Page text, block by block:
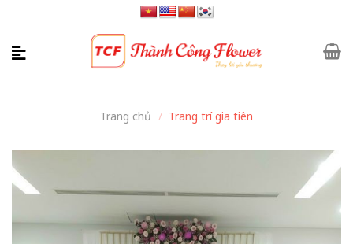
content
Trang chủ / Trang trí gia tiên